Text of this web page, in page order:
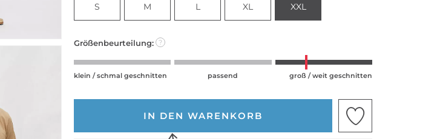
S M L XL XXL
Größenbeurteilung: ?
klein / schmal geschnitten passend groß / weit geschnitten
IN DEN WARENKORB